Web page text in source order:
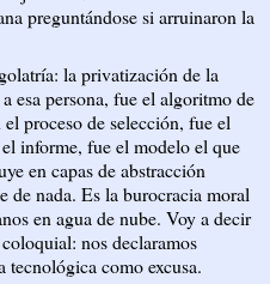
preguntándose si arruinaron la
la privatización de la
esa persona, fue el algoritmo de
proceso de selección, fue el
informe, fue el modelo el que
en capas de abstracción
de nada. Es la burocracia moral
en agua de nube. Voy a decir
nos declaramos
tecnológica como excusa.